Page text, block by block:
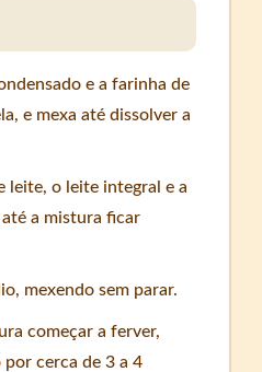
e a farinha de
e mexa até dissolver a
leite, o leite integral e a
a mistura ficar
mexendo sem parar.
começar a ferver,
cerca de 3 a 4